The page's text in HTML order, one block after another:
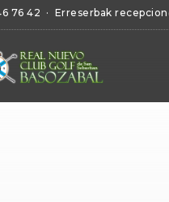
76 42 · Erreserbak